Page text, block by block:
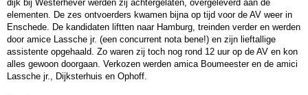
dijk bij Westerhever werden zij achtergelaten, overgeleverd aan de
elementen. De zes ontvoerders kwamen bijna op tijd voor de AV weer in
Enschede. De kandidaten liftten naar Hamburg, treinden verder en werden
door amice Lassche jr. (een concurrent nota bene!) en zijn lieftallige
assistente opgehaald. Zo waren zij toch nog rond 12 uur op de AV en kon
alles gewoon doorgaan. Verkozen werden amica Boumeester en de amici
Lassche jr., Dijksterhuis en Ophoff.